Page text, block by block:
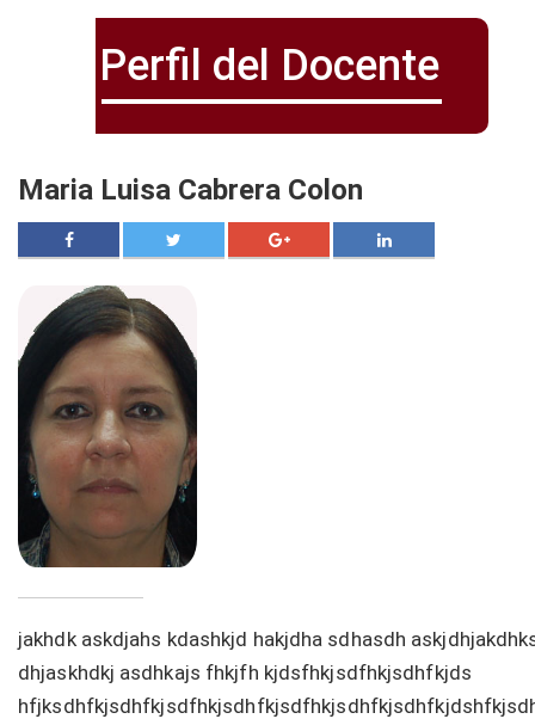
Perfil del Docente
Maria Luisa Cabrera Colon
jakhdk askdjahs kdashkjd hakjdha sdhasdh
dhjaskhdkj asdhkajs fhkjfh kjdsfhkjsdfhkjsdhfkjds